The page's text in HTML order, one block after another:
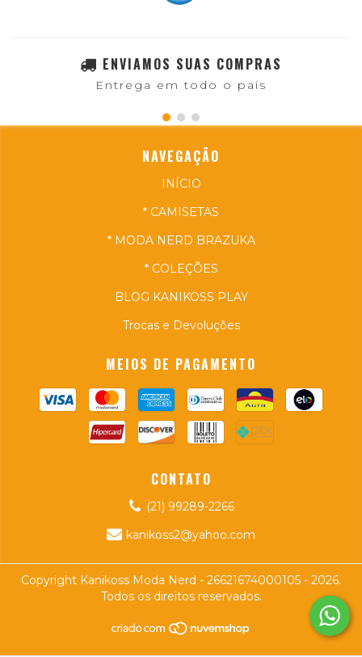
ENVIAMOS SUAS COMPRAS
Entrega em todo o país
NAVEGAÇÃO
INÍCIO
* CAMISETAS
* MODA NERD BRAZUKA
* COLEÇÕES
BLOG KANIKOSS PLAY
Trocas e Devoluções
MEIOS DE PAGAMENTO
CONTATO
(21) 99289-2266
kanikoss2@yahoo.com
Copyright Kanikoss Moda Nerd - 26621674000105 - 2026.
Todos os direitos reservados.